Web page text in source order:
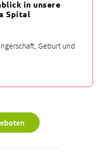
in unsere
Spital
Geburt und